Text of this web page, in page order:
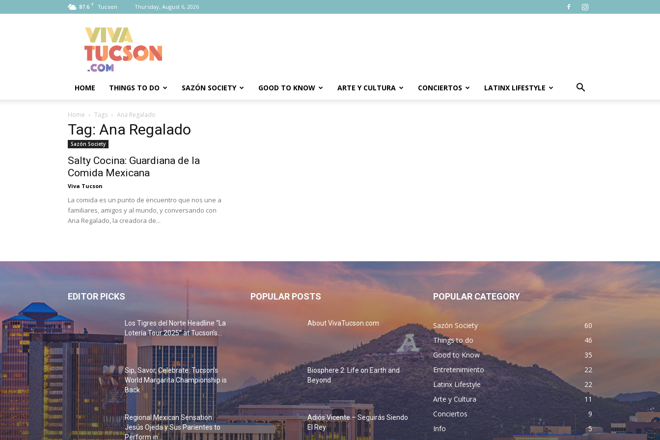
87.6 F Tucson Thursday, August 6, 2026
HOME THINGS TO DO SAZÓN SOCIETY GOOD TO KNOW ARTE Y CULTURA CONCIERTOS LATINX LIFESTYLE
Home Tags Ana Regalado
Tag: Ana Regalado
Sazón Society
Salty Cocina: Guardiana de la
Comida Mexicana
Viva Tucson
La comida es un punto de encuentro que nos une a
familiares, amigos y al mundo, y conversando con
Ana Regalado, la creadora de...
EDITOR PICKS
Los Tigres del Norte Headline “La
Lotería Tour 2025” at Tucson’s...
Sip, Savor, Celebrate: Tucson’s
World Margarita Championship is
Back
Regional Mexican Sensation
Jesús Ojeda y Sus Parientes to
Perform in...
POPULAR POSTS
About VivaTucson.com
Biosphere 2: Life on Earth and
Beyond
Adiós Vicente – Seguirás Siendo
El Rey
POPULAR CATEGORY
Sazón Society
60
Things to do
46
Good to Know
35
Entretenimiento
22
Latinx Lifestyle
22
Arte y Cultura
11
Conciertos
9
Info
5